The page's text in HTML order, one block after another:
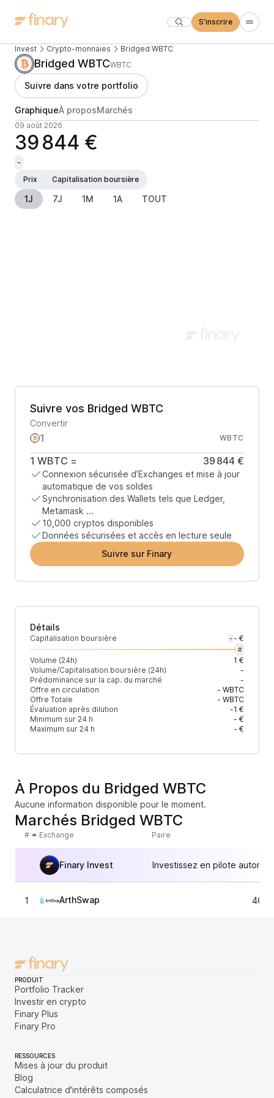
S'inscrire
Invest Crypto-monnaies Bridged WBTC
Bridged WBTCWBTC
Suivre dans votre portfolio
GraphiqueÀ proposMarchés
09 août 2026
39 844 €
-
Prix
Capitalisation boursière
1J 7J 1M 1A TOUT
Suivre vos Bridged WBTC
Convertir
WBTC
1 WBTC = 39 844 €
Connexion sécurisée d’Exchanges et mise à jour
automatique de vos soldes
Synchronisation des Wallets tels que Ledger,
Metamask ...
10,000 cryptos disponibles
Données sécurisées et accès en lecture seule
Suivre sur Finary
Détails
Capitalisation boursière - - €
#
Volume (24h)
1 €
Volume/Capitalisation boursière (24h)
-
Prédominance sur la cap. du marché
-
Offre en circulation
- WBTC
Offre Totale
- WBTC
Évaluation après dilution
-1 €
Minimum sur 24 h
- €
Maximum sur 24 h
- €
À Propos du Bridged WBTC
Aucune information disponible pour le moment.
Marchés Bridged WBTC
# Exchange Paire
Finary Invest Investissez en pilote
1 ArthSwap 46
PRODUIT
Portfolio Tracker
Investir en crypto
Finary Plus
Finary Pro
RESSOURCES
Mises à jour du produit
Blog
Calculatrice d'intérêts composés